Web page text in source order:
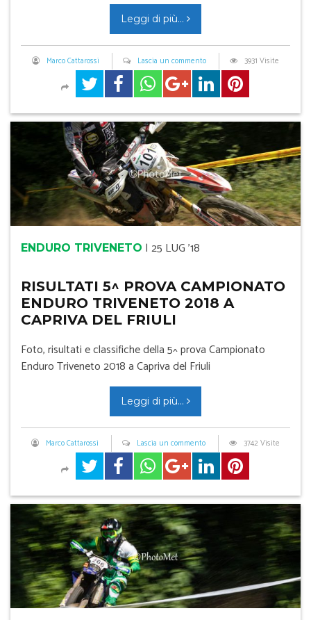
Leggi di più...
Marco Cattarossi Lascia un commento 3931 Visite
ENDURO TRIVENETO | 25 LUG '18
RISULTATI 5^ PROVA CAMPIONATO
ENDURO TRIVENETO 2018 A
CAPRIVA DEL FRIULI
Foto, risultati e classifiche della 5^ prova Campionato
Enduro Triveneto 2018 a Capriva del Friuli
Leggi di più...
Marco Cattarossi Lascia un commento 3742 Visite